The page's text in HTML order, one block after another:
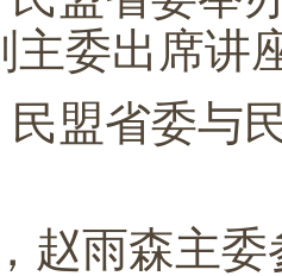
主委出席讲
民盟省委与
赵雨森主